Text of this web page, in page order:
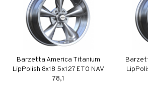
Barzetta America Titanium
LipPolish 8x18 5x127 ET0 NAV
78,1